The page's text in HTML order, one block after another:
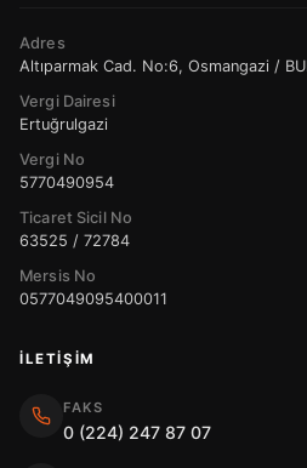
Adres
Altıparmak Cad. No:6, Osmangazi /
Vergi Dairesi
Ertuğrulgazi
Vergi No
5770490954
Ticaret Sicil No
63525 / 72784
Mersis No
0577049095400011
İLETIŞIM
FAKS
0 (224) 247 87 07